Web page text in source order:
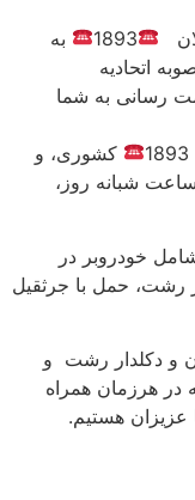
1893
به
اتحادیه
رسانی به شما
کشوری، و
تعمیرات در محل امداد خودروی امداد 24 ساعت شبانه روز،
خودروبر در
حمل با جرثقیل
و دکلدار رشت و
در هرزمان همراه
هستیم.